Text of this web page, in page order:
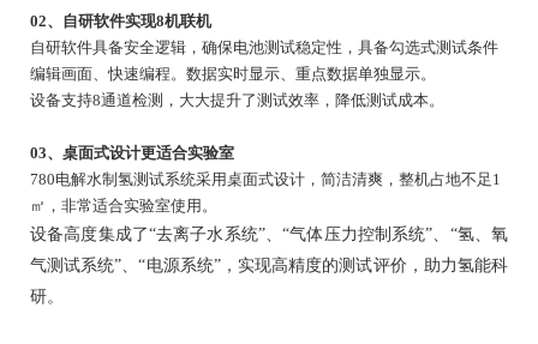
02、自研软件实现8机联机
自研软件具备安全逻辑，确保电池测试稳定性，具备勾选式测试条件
编辑画面、快速编程。数据实时显示、重点数据单独显示。
设备支持8通道检测，大大提升了测试效率，降低测试成本。
03、桌面式设计更适合实验室
780电解水制氢测试系统采用桌面式设计，简洁清爽，整机占地不足1
㎡，非常适合实验室使用。
设备高度集成了“去离子水系统”、“气体压力控制系统”、“氢、氧
气测试系统”、“电源系统”，实现高精度的测试评价，助力氢能科
研。